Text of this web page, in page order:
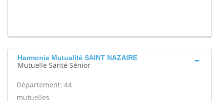
Harmonie Mutualité SAINT NAZAIRE
Mutuelle Santé Sénior
Département: 44
mutuelles